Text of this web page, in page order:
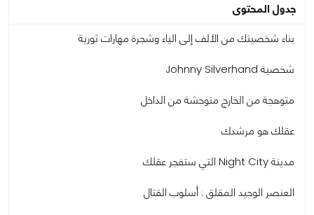
جدول المحتوى
بناء شخصيتك من الألف إلى الياء وشجرة مهارات ثورية
شخصية Johnny Silverhand
متوهجة من الخارج متوحشة من الداخل
عقلك هو مرشدك
مدينة Night City التي ستفجر عقلك
العنصر الوحيد المقلق : أسلوب القتال